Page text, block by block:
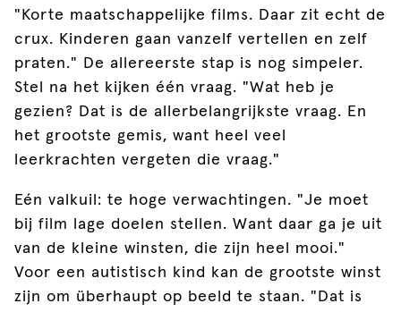
"Korte maatschappelijke films. Daar zit echt de
crux. Kinderen gaan vanzelf vertellen en zelf
praten." De allereerste stap is nog simpeler.
Stel na het kijken één vraag. "Wat heb je
gezien? Dat is de allerbelangrijkste vraag. En
het grootste gemis, want heel veel
leerkrachten vergeten die vraag."
Eén valkuil: te hoge verwachtingen. "Je moet
bij film lage doelen stellen. Want daar ga je uit
van de kleine winsten, die zijn heel mooi."
Voor een autistisch kind kan de grootste winst
zijn om überhaupt op beeld te staan. "Dat is